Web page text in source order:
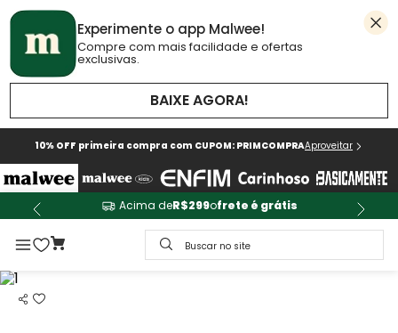
Experimente o app Malwee!
Compre com mais facilidade e ofertas
exclusivas.
BAIXE AGORA!
10% OFF primeira compra com CUPOM: PRIMCOMPRAAproveitar
Acima deR$299ofrete é grátis
Buscar no site